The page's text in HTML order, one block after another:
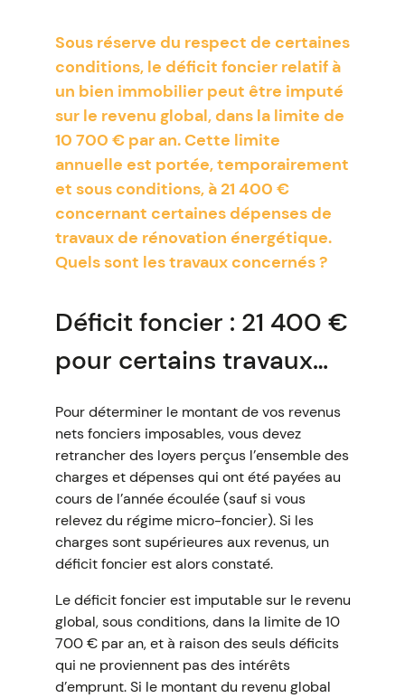
Sous réserve du respect de certaines
conditions, le déficit foncier relatif à
un bien immobilier peut être imputé
sur le revenu global, dans la limite de
10 700 € par an. Cette limite
annuelle est portée, temporairement
et sous conditions, à 21 400 €
concernant certaines dépenses de
travaux de rénovation énergétique.
Quels sont les travaux concernés ?
Déficit foncier : 21 400 €
pour certains travaux…
Pour déterminer le montant de vos revenus
nets fonciers imposables, vous devez
retrancher des loyers perçus l’ensemble des
charges et dépenses qui ont été payées au
cours de l’année écoulée (sauf si vous
relevez du régime micro-foncier). Si les
charges sont supérieures aux revenus, un
déficit foncier est alors constaté.
Le déficit foncier est imputable sur le revenu
global, sous conditions, dans la limite de 10
700 € par an, et à raison des seuls déficits
qui ne proviennent pas des intérêts
d’emprunt. Si le montant du revenu global